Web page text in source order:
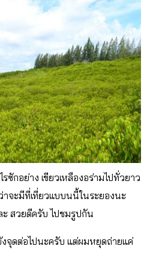
กอย่าง เขียวเหลืองอร่ามไปทั่วยาว
าจะมีที่เที่ยวแบบนนี้ในระยองนะ
สวยดีครับ ไปชมรูปกัน
งจุดต่อไปนะครับ แต่ผมหยุดถ่ายแค่